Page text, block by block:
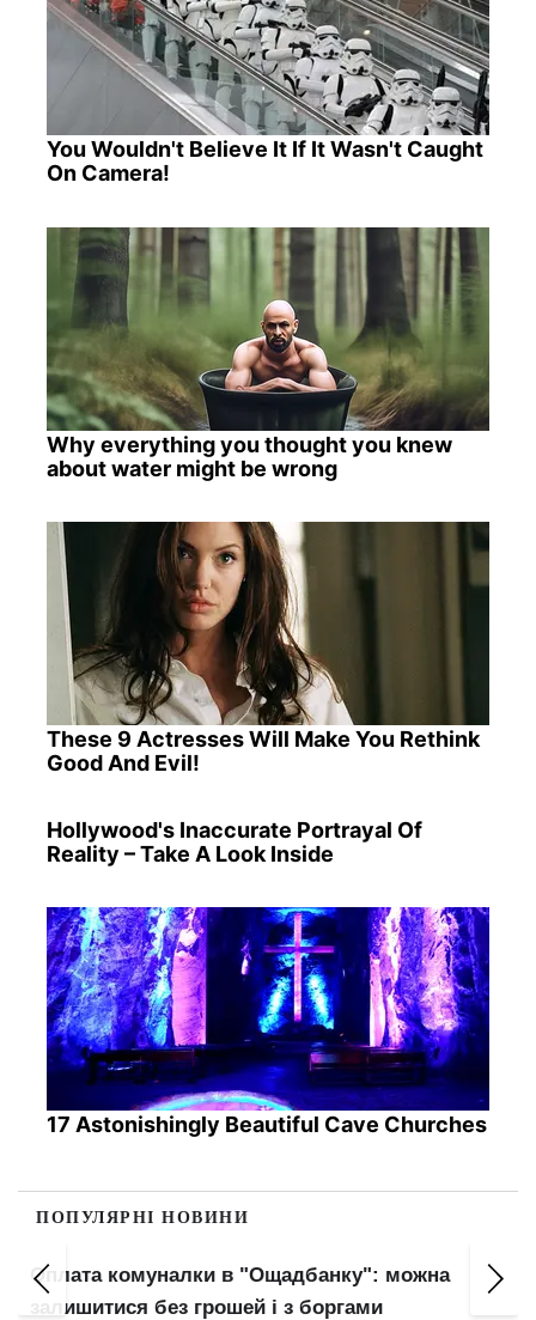
You Wouldn't Believe It If It Wasn't Caught
On Camera!
Why everything you thought you knew
about water might be wrong
These 9 Actresses Will Make You Rethink
Good And Evil!
Hollywood's Inaccurate Portrayal Of
Reality – Take A Look Inside
17 Astonishingly Beautiful Cave Churches
ПОПУЛЯРНІ НОВИНИ
Оплата комуналки в "Ощадбанку": можна
залишитися без грошей і з боргами